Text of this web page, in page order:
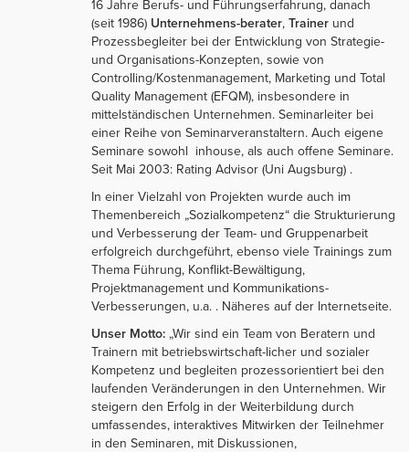
16 Jahre Berufs- und Führungserfahrung, danach
(seit 1986) Unternehmens-berater, Trainer und
Prozessbegleiter bei der Entwicklung von Strategie-
und Organisations-Konzepten, sowie von
Controlling/Kostenmanagement, Marketing und Total
Quality Management (EFQM), insbesondere in
mittelständischen Unternehmen. Seminarleiter bei
einer Reihe von Seminarveranstaltern. Auch eigene
Seminare sowohl inhouse, als auch offene Seminare.
Seit Mai 2003: Rating Advisor (Uni Augsburg) .
In einer Vielzahl von Projekten wurde auch im
Themenbereich „Sozialkompetenz“ die Strukturierung
und Verbesserung der Team- und Gruppenarbeit
erfolgreich durchgeführt, ebenso viele Trainings zum
Thema Führung, Konflikt-Bewältigung,
Projektmanagement und Kommunikations-
Verbesserungen, u.a. . Näheres auf der Internetseite.
Unser Motto: „Wir sind ein Team von Beratern und
Trainern mit betriebswirtschaft-licher und sozialer
Kompetenz und begleiten prozessorientiert bei den
laufenden Veränderungen in den Unternehmen. Wir
steigern den Erfolg in der Weiterbildung durch
umfassendes, interaktives Mitwirken der Teilnehmer
in den Seminaren, mit Diskussionen,